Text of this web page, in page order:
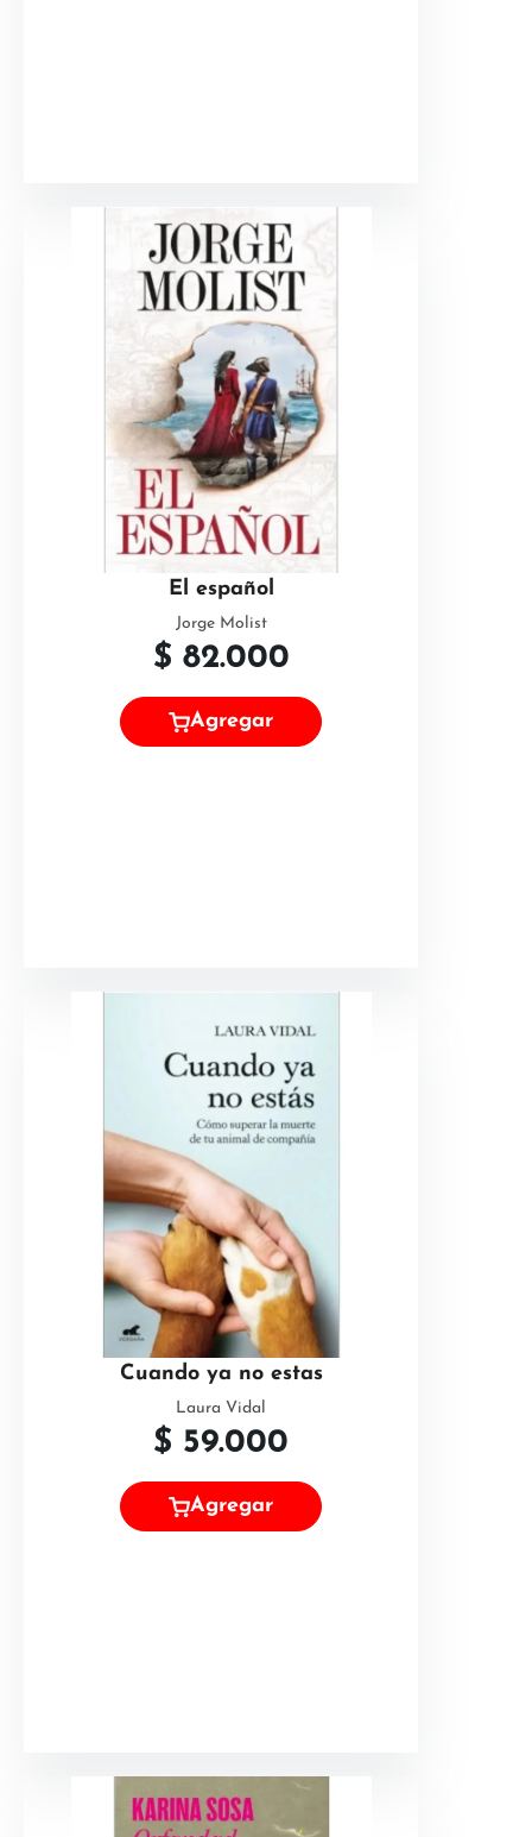
El español
Jorge Molist
$ 82.000
Agregar
Cuando ya no estas
Laura Vidal
$ 59.000
Agregar